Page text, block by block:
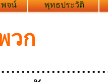
จน์ พุทธประวัติ
วก